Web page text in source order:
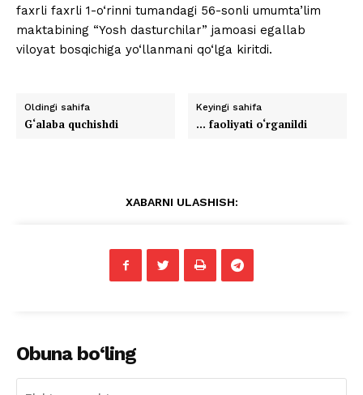
faxrli faxrli 1-o‘rinni tumandagi 56-sonli umumta’lim
maktabining “Yosh dasturchilar” jamoasi egallab
viloyat bosqichiga yo‘llanmani qo‘lga kiritdi.
Oldingi sahifa
G‘alaba quchishdi
Keyingi sahifa
… faoliyati o‘rganildi
XABARNI ULASHISH:
Obuna bo‘ling